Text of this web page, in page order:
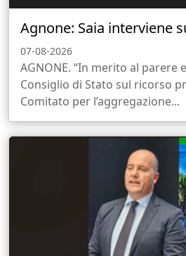
Agnone: Saia interviene
07-08-2026
AGNONE. “In merito al parere
Consiglio di Stato sul ricorso
Comitato per l’aggregazione...